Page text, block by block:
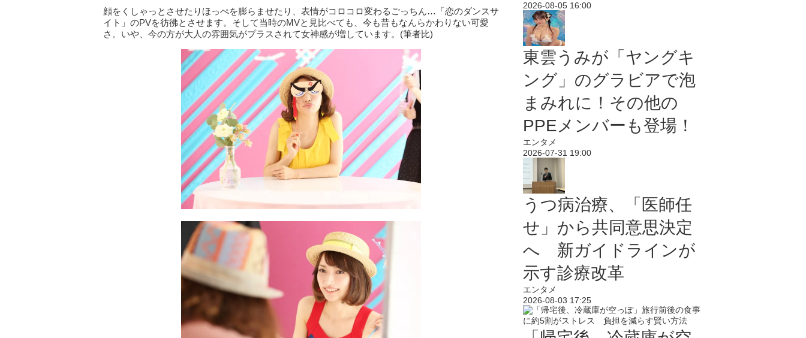
顔をくしゃっとさせたりほっぺを膨らませたり、表情がコロコロ変わるごっちん…「恋のダンスサ
イト」のPVを彷彿とさせます。そして当時のMVと見比べても、今も昔もなんらかわりない可愛
さ。いや、今の方が大人の雰囲気がプラスされて女神感が増しています。(筆者比)
2026-08-05 16:00
東雲うみが「ヤングキ
ング」のグラビアで泡
まみれに！その他の
PPEメンバーも登場！
エンタメ
2026-07-31 19:00
うつ病治療、「医師任
せ」から共同意思決定
へ 新ガイドラインが
示す診療改革
エンタメ
2026-08-03 17:25